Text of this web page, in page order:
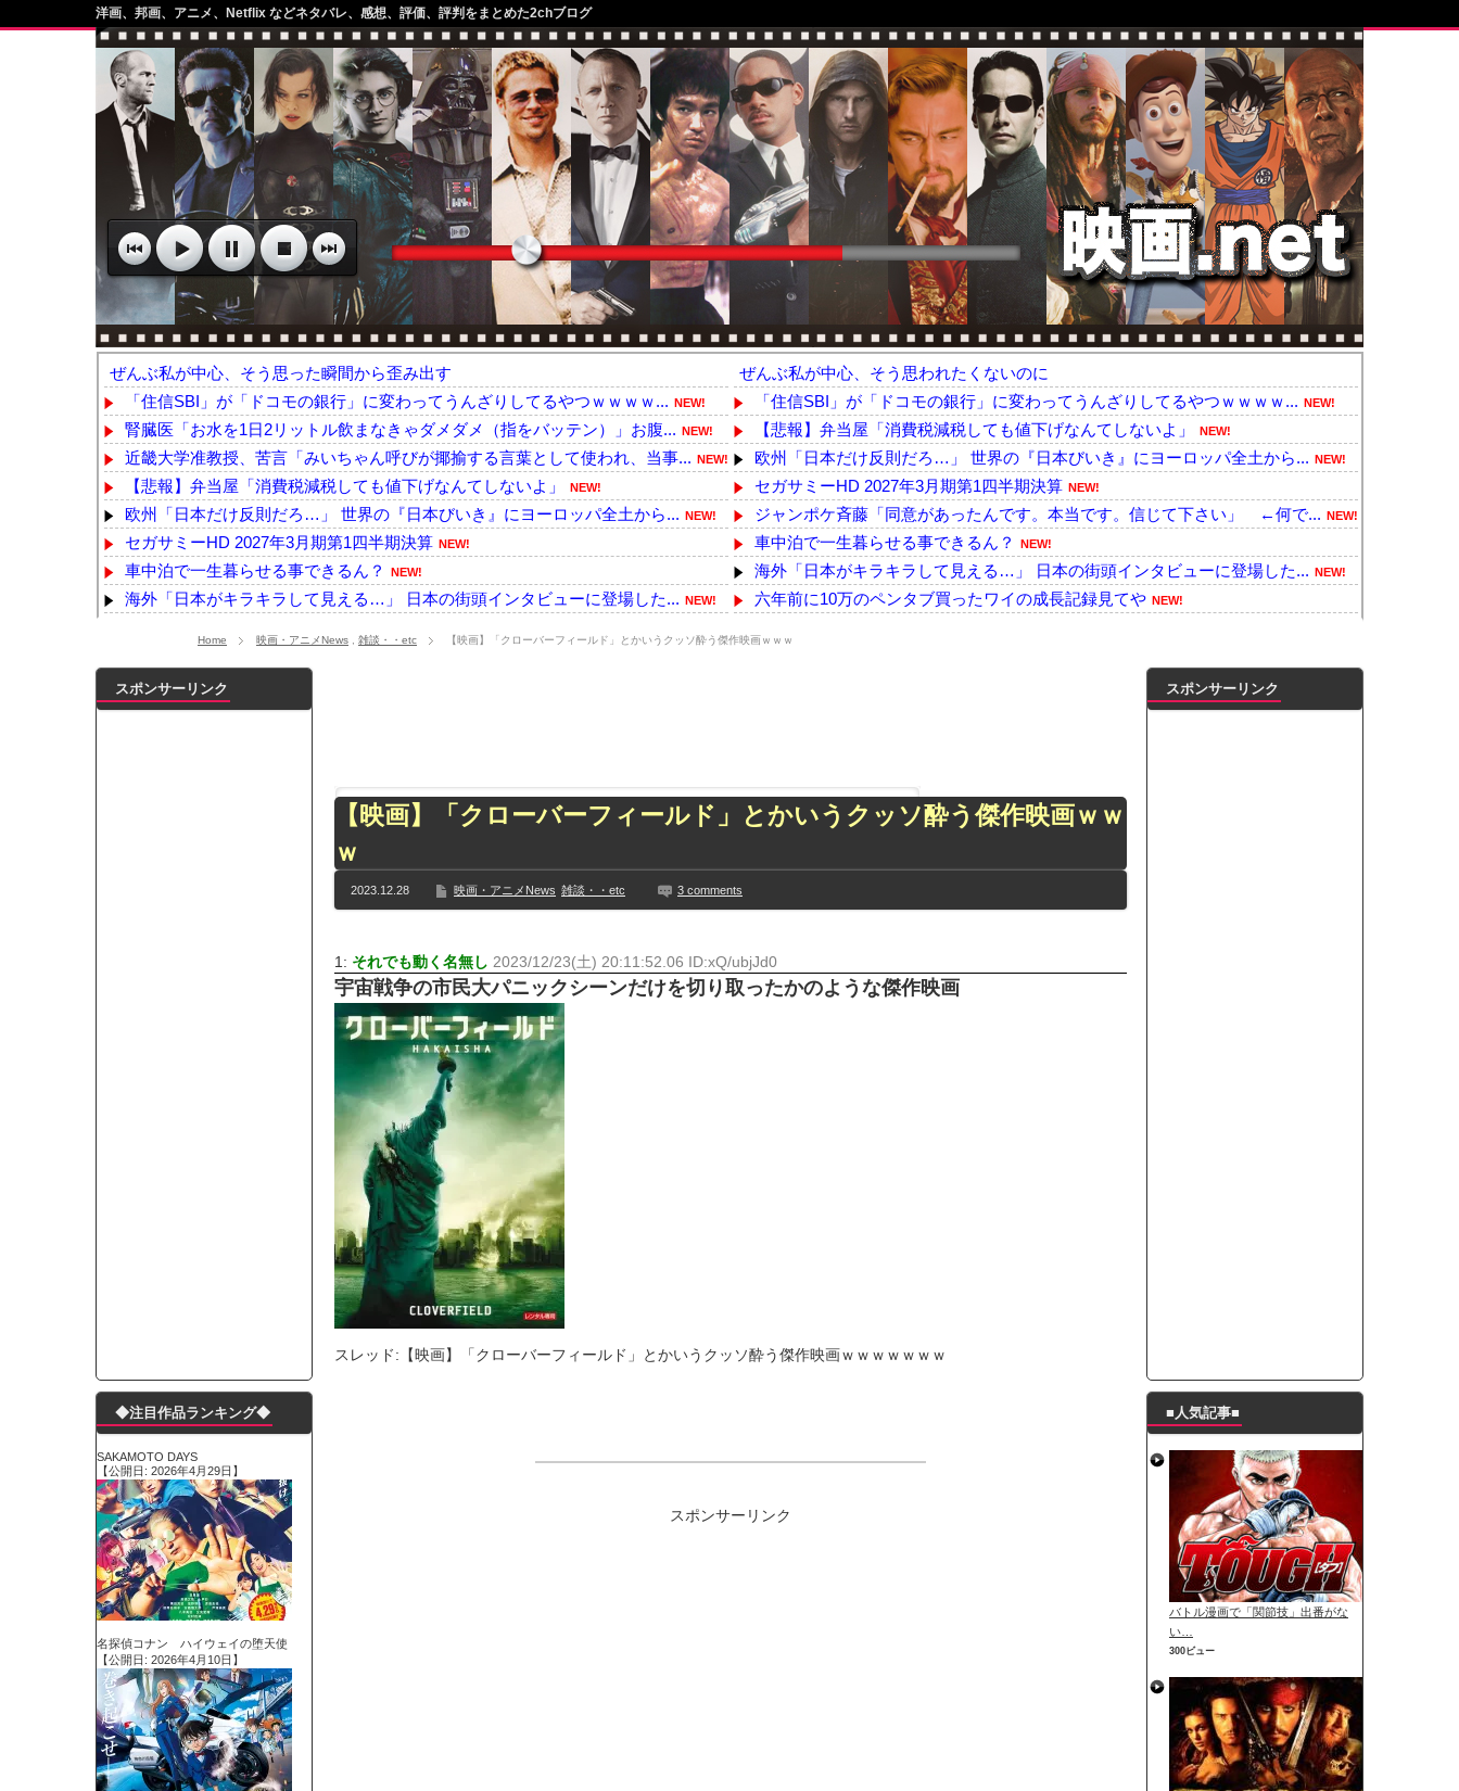
洋画、邦画、アニメ、Netflix などネタバレ、感想、評価、評判をまとめた2chブログ
ぜんぶ私が中心、そう思った瞬間から歪み出す
「住信SBI」が「ドコモの銀行」に変わってうんざりしてるやつｗｗｗｗ... NEW!
腎臓医「お水を1日2リットル飲まなきゃダメダメ（指をバッテン）」お腹... NEW!
近畿大学准教授、苦言「みいちゃん呼びが揶揄する言葉として使われ、当事... NEW!
【悲報】弁当屋「消費税減税しても値下げなんてしないよ」 NEW!
欧州「日本だけ反則だろ…」 世界の『日本びいき』にヨーロッパ全土から... NEW!
セガサミーHD 2027年3月期第1四半期決算 NEW!
車中泊で一生暮らせる事できるん？ NEW!
海外「日本がキラキラして見える…」 日本の街頭インタビューに登場した... NEW!
BYD Raccoを礼賛する連中に自動車評論家が苦言、その投稿に雉で...
【悲報】吉岡里帆さん、アドリブで相手役俳優の手を取りお胸に押し当てる...
【TWICE】サナが佐藤健とダブル主演の映画で演技に初挑戦‼
【乃木坂】TIFで披露したストライキダンスが大バズリ‼
【速報】石破首相 大敗の責任「両院議員総会での意見や総括を踏まえ、適...
【画像】色盲にはグレーにしか見えない事実がこちらｗｗｗｗｗｗ
『鬼滅の刃 無限城編』3部作で興収2000億円も視野に!?超巨大マネ...
ランJ民ワイ、新しいランニングシューズを手に入れる
モーニングショー「視聴率5.2％！」テレビ朝日「ひたすら自民批判！」...
出自が社長にバレて「愛人になれ」と脅された。辞めたら1週間もしないう...
【唖然】渋谷のホームレス対策、とんでもない領域へｗｗｗｗｗｗ
子供部屋おじさんなんですがコード類の配線ぐちゃぐちゃさせない方法教え...
ポルシェが満を持して送り出す初EV 「タイカン」はテスラのライバルに...
【朗報】阪神のドラフト、ガチで大当たりだったｗｗｗｗｗｗｗｗｗｗｗｗ...
下半身トレーニング、太ももに自信ニキきてくれｗｗｗｗｗｗｗｗｗ
ぜんぶ私が中心、そう思われたくないのに
「住信SBI」が「ドコモの銀行」に変わってうんざりしてるやつｗｗｗｗ... NEW!
【悲報】弁当屋「消費税減税しても値下げなんてしないよ」 NEW!
欧州「日本だけ反則だろ…」 世界の『日本びいき』にヨーロッパ全土から... NEW!
セガサミーHD 2027年3月期第1四半期決算 NEW!
ジャンポケ斉藤「同意があったんです。本当です。信じて下さい」 ←何で... NEW!
車中泊で一生暮らせる事できるん？ NEW!
海外「日本がキラキラして見える…」 日本の街頭インタビューに登場した... NEW!
六年前に10万のペンタブ買ったワイの成長記録見てや NEW!
NEW!
【有能】政府「トラックはサービスエリア利用有料化すればサボらず走るし... NEW!
な... NEW!
「クマが悪者扱いされているのが悲しい」『北の国から』倉本聰が語った現...
【画像】小倉ゆうか（元・小倉優香）が水着グラビア復帰ｗｗｗｗｗ
【TWICE】サナが佐藤健とダブル主演の映画で演技に初挑戦‼
【画像】彼女「ねー、今日のデートこれで行っていー？」ﾊﾟｼｬ
Home 映画・アニメNews 雑談・・etc 【映画】「クローバーフィールド」とかいうクッソ酔う傑作映画ｗｗｗ
【映画】「クローバーフィールド」とかいうクッソ酔う傑作映画ｗｗ
ｗ
2023.12.28 映画・アニメNews 雑談・・etc 3 comments
1: それでも動く名無し 2023/12/23(土) 20:11:52.06 ID:xQ/ubjJd0
宇宙戦争の市民大パニックシーンだけを切り取ったかのような傑作映画
スレッド:【映画】「クローバーフィールド」とかいうクッソ酔う傑作映画ｗｗｗｗｗｗｗ
スポンサーリンク
スポンサーリンク
◆注目作品ランキング◆
SAKAMOTO DAYS
【公開日: 2026年4月29日】
名探偵コナン ハイウェイの堕天使
【公開日: 2026年4月10日】
スポンサーリンク
■人気記事■
バトル漫画で「関節技」出番がな
い…
300ビュー